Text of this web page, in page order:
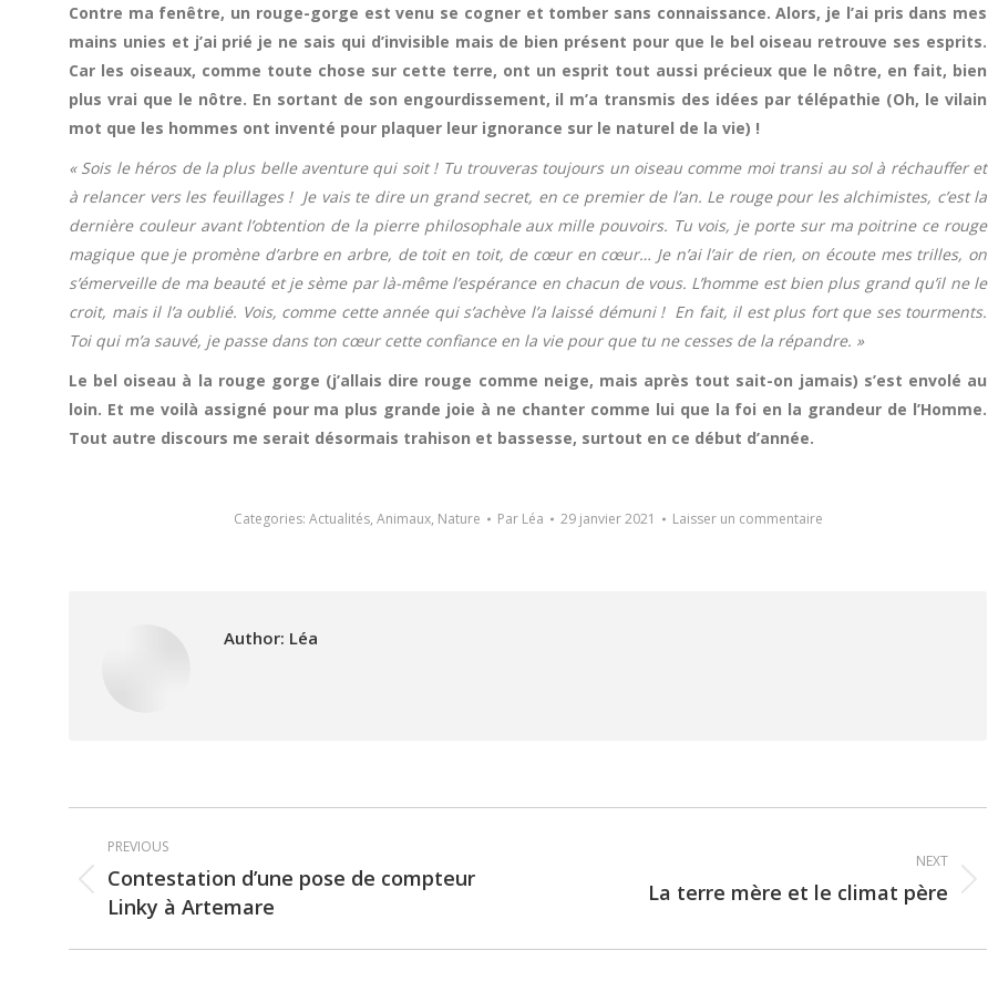
Contre ma fenêtre, un rouge-gorge est venu se cogner et tomber sans connaissance. Alors, je l’ai pris dans mes
mains unies et j’ai prié je ne sais qui d’invisible mais de bien présent pour que le bel oiseau retrouve ses esprits.
Car les oiseaux, comme toute chose sur cette terre, ont un esprit tout aussi précieux que le nôtre, en fait, bien
plus vrai que le nôtre. En sortant de son engourdissement, il m’a transmis des idées par télépathie (Oh, le vilain
mot que les hommes ont inventé pour plaquer leur ignorance sur le naturel de la vie) !
« Sois le héros de la plus belle aventure qui soit ! Tu trouveras toujours un oiseau comme moi transi au sol à réchauffer et
à relancer vers les feuillages ! Je vais te dire un grand secret, en ce premier de l’an. Le rouge pour les alchimistes, c’est la
dernière couleur avant l’obtention de la pierre philosophale aux mille pouvoirs. Tu vois, je porte sur ma poitrine ce rouge
magique que je promène d’arbre en arbre, de toit en toit, de cœur en cœur… Je n’ai l’air de rien, on écoute mes trilles, on
s’émerveille de ma beauté et je sème par là-même l’espérance en chacun de vous. L’homme est bien plus grand qu’il ne le
croit, mais il l’a oublié. Vois, comme cette année qui s’achève l’a laissé démuni ! En fait, il est plus fort que ses tourments.
Toi qui m’a sauvé, je passe dans ton cœur cette confiance en la vie pour que tu ne cesses de la répandre. »
Le bel oiseau à la rouge gorge (j’allais dire rouge comme neige, mais après tout sait-on jamais) s’est envolé au
loin. Et me voilà assigné pour ma plus grande joie à ne chanter comme lui que la foi en la grandeur de l’Homme.
Tout autre discours me serait désormais trahison et bassesse, surtout en ce début d’année.
Categories: Actualités, Animaux, Nature Par Léa 29 janvier 2021 Laisser un commentaire
Author: Léa
Post
navigation
PREVIOUS
Previous
post:
Contestation d’une pose de compteur
Linky à Artemare
NEXT
La terre mère et le climat père